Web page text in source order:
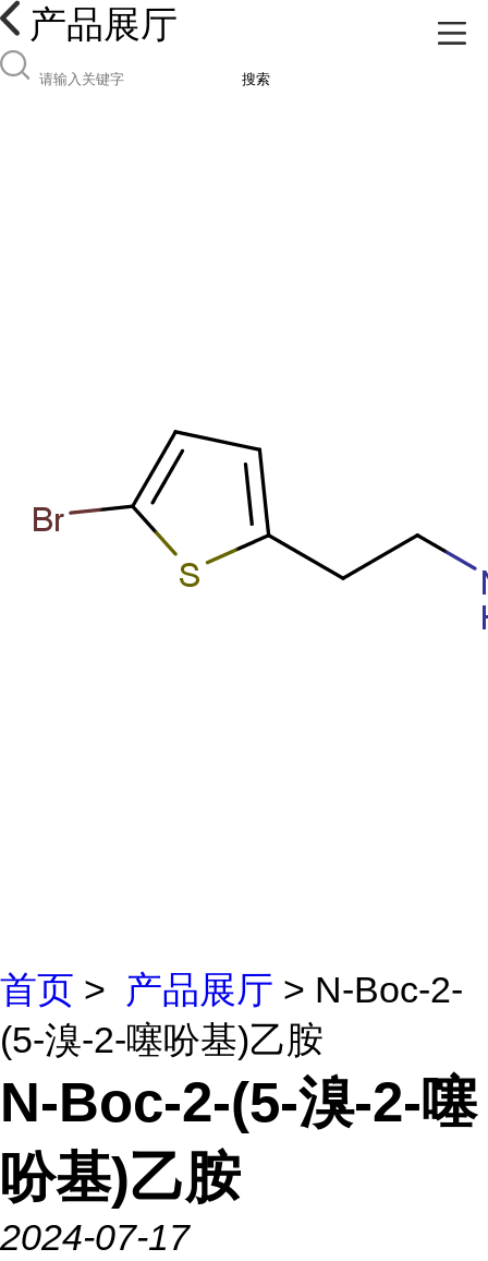
产品展厅
搜索
首页 > 产品展厅 > N-Boc-2-
(5-溴-2-噻吩基)乙胺
N-Boc-2-(5-溴-2-噻
吩基)乙胺
2024-07-17